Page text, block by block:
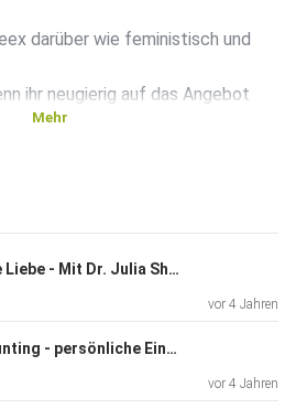
darüber wie feministisch und
ihr neugierig auf das Angebot
Trial sichern könnt!
Mehr
#28: Vielfältige Liebe - Mit Dr. Julia Shaw über Bisexualität
vor 4 Jahren
#27 Unicorn Hunting - persönliche Einblicke und wie es gut werden kann
vor 4 Jahren